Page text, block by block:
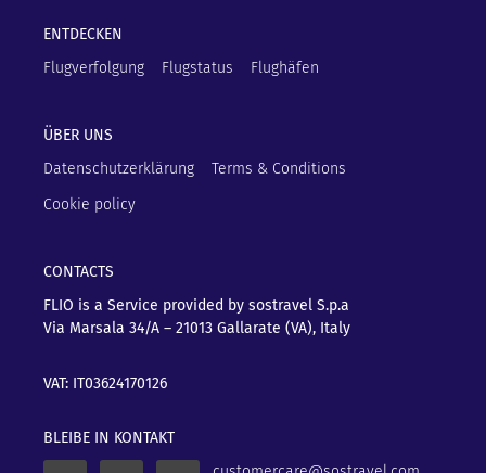
ENTDECKEN
Flugverfolgung
Flugstatus Flughäfen
ÜBER UNS
Datenschutzerklärung
Terms & Conditions
Cookie policy
CONTACTS
FLIO is a Service provided by sostravel S.p.a
Via Marsala 34/A – 21013 Gallarate (VA), Italy
VAT: IT03624170126
BLEIBE IN KONTAKT